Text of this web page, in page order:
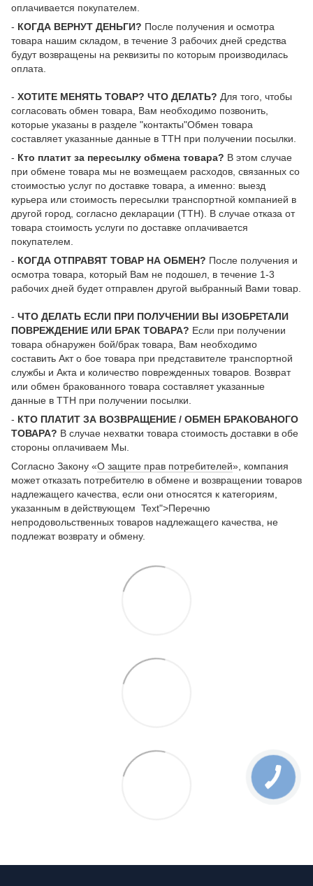
оплачивается покупателем.
- КОГДА ВЕРНУТ ДЕНЬГИ? После получения и осмотра
товара нашим складом, в течение 3 рабочих дней средства
будут возвращены на реквизиты по которым производилась
оплата.
- ХОТИТЕ МЕНЯТЬ ТОВАР? ЧТО ДЕЛАТЬ? Для того, чтобы
согласовать обмен товара, Вам необходимо позвонить,
которые указаны в разделе "контакты"Обмен товара
составляет указанные данные в ТТН при получении посылки.
- Кто платит за пересылку обмена товара? В этом случае
при обмене товара мы не возмещаем расходов, связанных со
стоимостью услуг по доставке товара, а именно: выезд
курьера или стоимость пересылки транспортной компанией в
другой город, согласно декларации (ТТН). В случае отказа от
товара стоимость услуги по доставке оплачивается
покупателем.
- КОГДА ОТПРАВЯТ ТОВАР НА ОБМЕН? После получения и
осмотра товара, который Вам не подошел, в течение 1-3
рабочих дней будет отправлен другой выбранный Вами товар.
- ЧТО ДЕЛАТЬ ЕСЛИ ПРИ ПОЛУЧЕНИИ ВЫ ИЗОБРЕТАЛИ
ПОВРЕЖДЕНИЕ ИЛИ БРАК ТОВАРА? Если при получении
товара обнаружен бой/брак товара, Вам необходимо
составить Акт о бое товара при представителе транспортной
службы и Акта и количество поврежденных товаров. Возврат
или обмен бракованного товара составляет указанные
данные в ТТН при получении посылки.
- КТО ПЛАТИТ ЗА ВОЗВРАЩЕНИЕ / ОБМЕН БРАКОВАНОГО
ТОВАРА? В случае нехватки товара стоимость доставки в обе
стороны оплачиваем Мы.
Согласно Закону «О защите прав потребителей», компания
может отказать потребителю в обмене и возвращении товаров
надлежащего качества, если они относятся к категориям,
указанным в действующем Text">Перечню
непродовольственных товаров надлежащего качества, не
подлежат возврату и обмену.